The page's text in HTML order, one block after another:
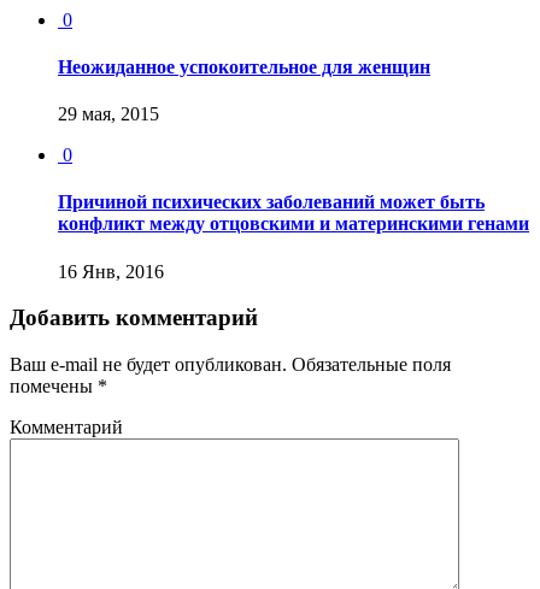
0
Неожиданное успокоительное для женщин
29 мая, 2015
0
Причиной психических заболеваний может быть
конфликт между отцовскими и материнскими генами
16 Янв, 2016
Добавить комментарий
Ваш e-mail не будет опубликован. Обязательные поля
помечены *
Комментарий